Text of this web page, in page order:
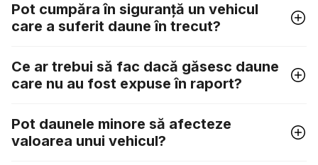
Pot cumpăra în siguranță un vehicul
care a suferit daune în trecut?
Ce ar trebui să fac dacă găsesc daune
care nu au fost expuse în raport?
Pot daunele minore să afecteze
valoarea unui vehicul?